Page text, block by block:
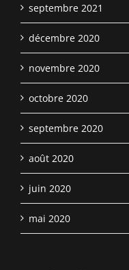
septembre 2021
décembre 2020
novembre 2020
octobre 2020
septembre 2020
août 2020
juin 2020
mai 2020